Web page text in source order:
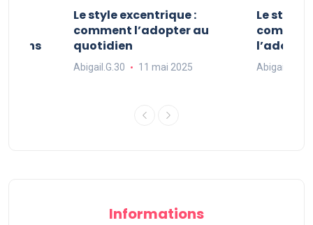
dans
Le style excentrique :
comment l’adopter au
quotidien
Abigail.G.30 11 mai 2025
Le style
Abigail.G.30
Informations